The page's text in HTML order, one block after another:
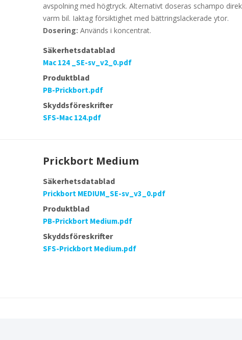
avspolning med högtryck. Alternativt doseras schampo
varm bil. Iaktag försiktighet med bättringslackerade ytor.
Dosering: Används i koncentrat.
Säkerhetsdatablad
Mac 124 _SE-sv_v2_0.pdf
Produktblad
PB-Prickbort.pdf
Skyddsföreskrifter
SFS-Mac 124.pdf
Prickbort Medium
Säkerhetsdatablad
Prickbort MEDIUM_SE-sv_v3_0.pdf
Produktblad
PB-Prickbort Medium.pdf
Skyddsföreskrifter
SFS-Prickbort Medium.pdf